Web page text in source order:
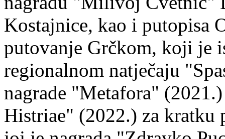
Kostajnice, kao i putopisa
putovanje Grčkom, koji je
regionalnom natječaju
nagrade "Metafora"
Histriae" (2022.) za kratku